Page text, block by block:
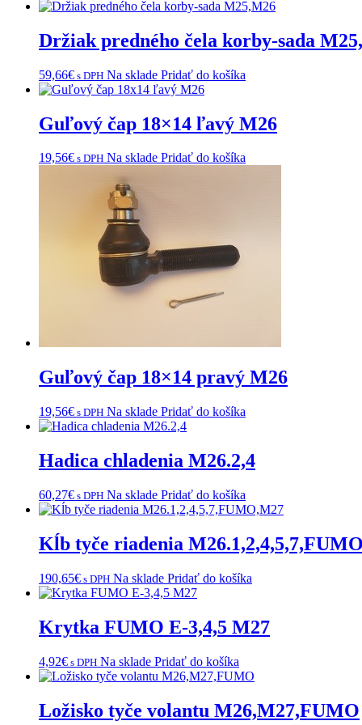
Držiak predného čela korby-sada
59,66€ s DPH Na sklade Pridať do košíka
Guľový čap 18×14 ľavý M26
19,56€ s DPH Na sklade Pridať do košíka
Guľový čap 18×14 pravý M26
19,56€ s DPH Na sklade Pridať do košíka
Hadica chladenia M26.2,4
60,27€ s DPH Na sklade Pridať do košíka
Kĺb tyče riadenia
190,65€ s DPH Na sklade Pridať do košíka
Krytka FUMO E-3,4,5 M27
4,92€ s DPH Na sklade Pridať do košíka
Ložisko tyče volantu M26,M27,FUMO